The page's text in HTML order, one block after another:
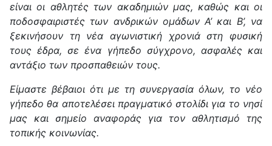
είναι οι αθλητές των ακαδημιών μας, καθώς και οι
ποδοσφαιριστές των ανδρικών ομάδων Α’ και Β’, να
ξεκινήσουν τη νέα αγωνιστική χρονιά στη φυσική
τους έδρα, σε ένα γήπεδο σύγχρονο, ασφαλές και
αντάξιο των προσπαθειών τους.
Είμαστε βέβαιοι ότι με τη συνεργασία όλων, το νέο
γήπεδο θα αποτελέσει πραγματικό στολίδι για το νησί
μας και σημείο αναφοράς για τον αθλητισμό της
τοπικής κοινωνίας.